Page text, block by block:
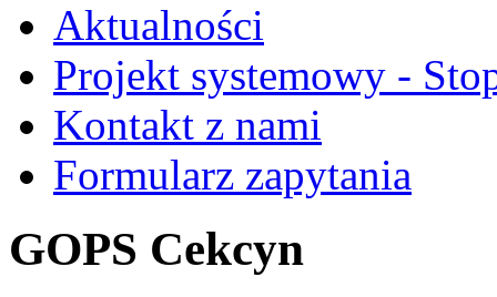
Aktualności
Projekt systemowy -
Kontakt z nami
Formularz zapytania
GOPS Cekcyn